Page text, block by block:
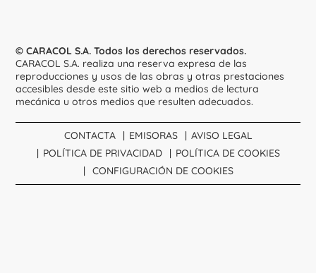
© CARACOL S.A. Todos los derechos reservados.
CARACOL S.A. realiza una reserva expresa de las
reproducciones y usos de las obras y otras prestaciones
accesibles desde este sitio web a medios de lectura
mecánica u otros medios que resulten adecuados.
CONTACTA EMISORAS
AVISO LEGAL
POLÍTICA DE PRIVACIDAD
POLÍTICA DE COOKIES
CONFIGURACIÓN DE COOKIES